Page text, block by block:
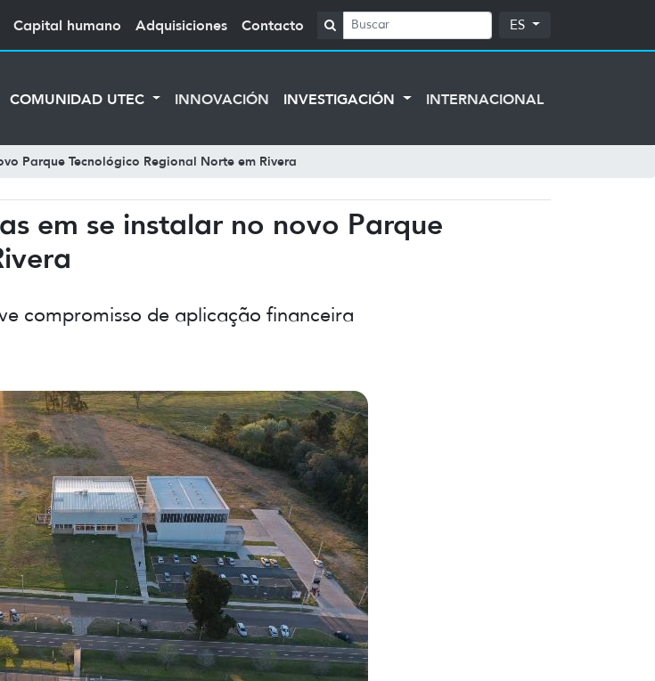
Capital humano Adquisiciones Contacto ES
COMUNIDAD UTEC INNOVACIÓN INVESTIGACIÓN INTERNACIONAL
Parque Tecnológico Regional Norte em Rivera
em se instalar no novo Parque
compromisso de aplicação financeira